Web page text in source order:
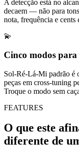
A detecção está no
decaem — não para
nota, frequência e cents
💫
Cinco modos
Sol-Ré-Lá-Mi padrão é
peças em cross-
Troque o modo sem
FEATURES
O que este
diferente de